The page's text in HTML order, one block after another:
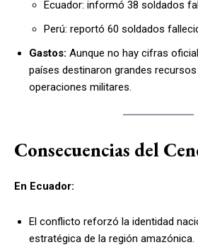
Ecuador: informó 38 soldados
Perú: reportó 60 soldados
Gastos: Aunque no hay cifras
países destinaron grandes
operaciones militares.
Consecuencias del
En Ecuador:
El conflicto reforzó la identidad
estratégica de la región amazónica.